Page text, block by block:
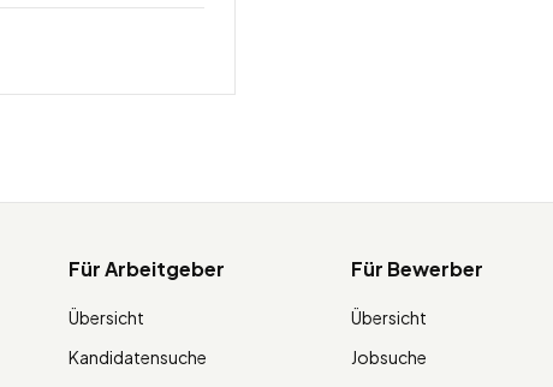
Für Arbeitgeber
Übersicht
Kandidatensuche
Für Bewerber
Übersicht
Jobsuche